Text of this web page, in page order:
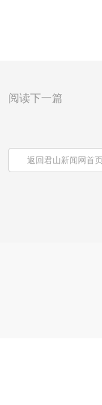
阅读下一篇
返回君山新闻网首页